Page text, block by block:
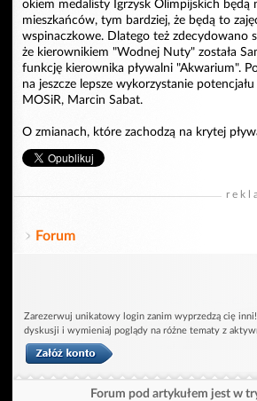
okiem medalisty Igrzysk Olimpijskich będą
mieszkańców, tym bardziej, że będą to
wspinaczkowe. Dlatego też zdecydowano
że kierownikiem "Wodnej Nuty" została
funkcję kierownika pływalni "Akwarium".
na jeszcze lepsze wykorzystanie
MOSiR, Marcin Sabat.
O zmianach, które zachodzą na krytej
Forum
Zarezerwuj unikatowy login zanim wyprzedzą cię inni!
dyskusji i wymieniaj poglądy na różne tematy z
Forum pod artykułem jest w